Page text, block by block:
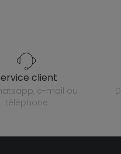
service client
téléphone